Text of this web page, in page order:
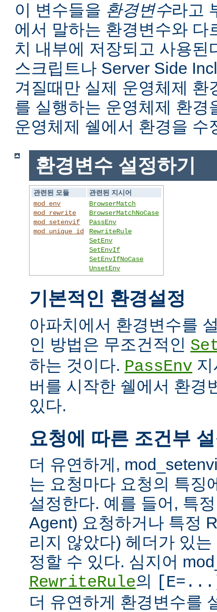
이 변수들을 환경변수라고
에서 말하는 환경변수와 다
치 내부에 저장되고 사용된
스크립트나 Server Side
겨질때만 실제 운영체제 환
를 실행하는 운영체제 환경
운영체제 쉘에서 환경을 수
환경변수 설정하기
관련된 모듈
관련된 지시어
mod_env
mod_rewrite
mod_setenvif
mod_unique_id
BrowserMatch
BrowserMatchNoCase
PassEnv
RewriteRule
SetEnv
SetEnvIf
SetEnvIfNoCase
UnsetEnv
기본적인 환경설정
아파치에서 환경변수를
인 방법은 무조건적인
하는 것이다. PassEnv
버를 시작한 쉘에서 환경
있다.
요청에 따른 조건부
더 유연하게,
는 요청마다 요청의 특징
설정한다. 예를 들어, 특
Agent) 요청하거나 특정
리지 않았다) 헤더가 있
정할 수 있다. 심지어
RewriteRule의
더 유연하게 환경변수를